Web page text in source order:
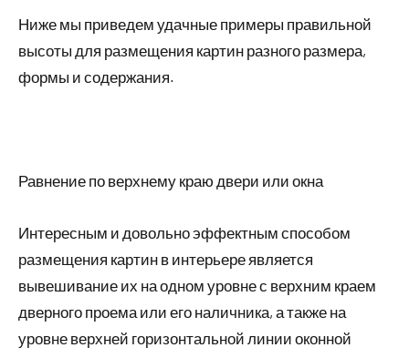
Ниже мы приведем удачные примеры правильной
высоты для размещения картин разного размера,
формы и содержания.
Равнение по верхнему краю двери или окна
Интересным и довольно эффектным способом
размещения картин в интерьере является
вывешивание их на одном уровне с верхним краем
дверного проема или его наличника, а также на
уровне верхней горизонтальной линии оконной